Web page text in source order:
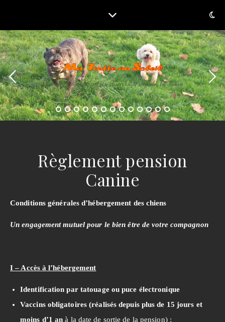
Pension féline et petits chiens au sud de Toulouse
Règlement pension
Canine
Conditions générales d’hébergement des chiens
Un engagement mutuel pour le bien être de votre compagnon
I – Accès à l’hébergement
Identification par tatouage ou puce électronique
Vaccins obligatoires (réalisésdepuis plus de 15 jours et
moins d’1 anà la date de sortie de la pension) :